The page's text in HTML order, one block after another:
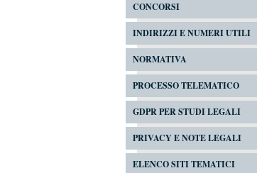
CONCORSI
INDIRIZZI E NUMERI UTILI
NORMATIVA
PROCESSO TELEMATICO
GDPR PER STUDI LEGALI
PRIVACY E NOTE LEGALI
ELENCO SITI TEMATICI